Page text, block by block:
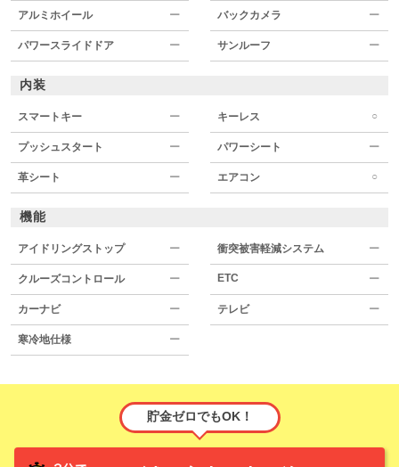
アルミホイール ー バックカメラ ー
パワースライドドア ー サンルーフ ー
内装
スマートキー ー キーレス ○
プッシュスタート ー パワーシート ー
革シート ー エアコン ○
機能
アイドリングストップ ー 衝突被害軽減システム ー
クルーズコントロール ー ETC ー
カーナビ ー テレビ ー
寒冷地仕様 ー
貯金ゼロでもOK！